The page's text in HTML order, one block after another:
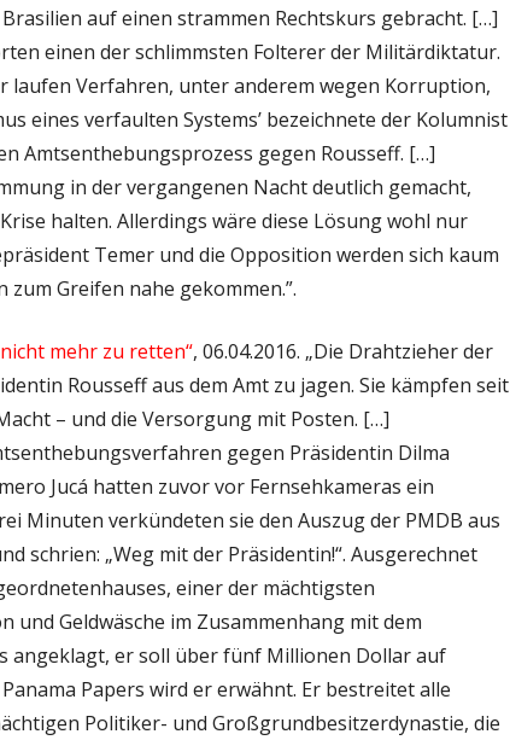
auf einen strammen Rechtskurs gebracht. […]
einen der schlimmsten Folterer der Militärdiktatur.
laufen Verfahren, unter anderem wegen Korruption,
eines verfaulten Systems’ bezeichnete der Kolumnist
Amtsenthebungsprozess gegen Rousseff. […]
in der vergangenen Nacht deutlich gemacht,
halten. Allerdings wäre diese Lösung wohl nur
Temer und die Opposition werden sich kaum
Greifen nahe gekommen.”.
mehr zu retten“, 06.04.2016. „Die Drahtzieher der
Rousseff aus dem Amt zu jagen. Sie kämpfen seit
– und die Versorgung mit Posten. […]
gegen Präsidentin Dilma
Jucá hatten zuvor vor Fernsehkameras ein
Minuten verkündeten sie den Auszug der PMDB aus
schrien: „Weg mit der Präsidentin!“. Ausgerechnet
einer der mächtigsten
Geldwäsche im Zusammenhang mit dem
angeklagt, er soll über fünf Millionen Dollar auf
Papers wird er erwähnt. Er bestreitet alle
Politiker- und Großgrundbesitzerdynastie, die